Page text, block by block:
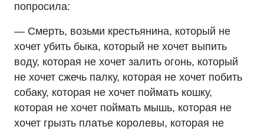
попросила:
— Смерть, возьми крестьянина, который не
хочет убить быка, который не хочет выпить
воду, которая не хочет залить огонь, который
не хочет сжечь палку, которая не хочет побить
собаку, которая не хочет поймать кошку,
которая не хочет поймать мышь, которая не
хочет грызть платье королевы, которая не